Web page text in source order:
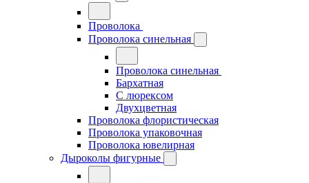
Проволока
Проволока синельная
Проволока синельная
Бархатная
С люрексом
Двухцветная
Проволока флористическая
Проволока упаковочная
Проволока ювелирная
Дыроколы фигурные